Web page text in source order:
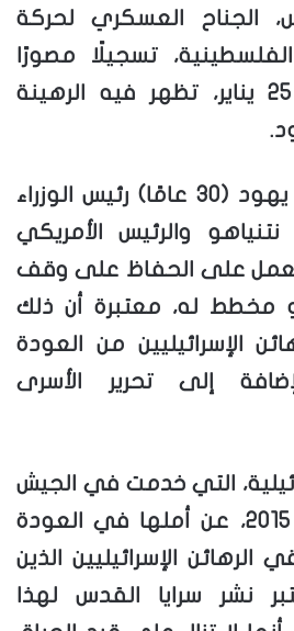
الجناح العسكري لحركة
تسجيلًا مصورًا
يعود تاريخه إلى 25 يناير، تظهر فيه الرهينة
في الفيديو، دعت يهود (30 عامًا) رئيس الوزراء
نتنياهو والرئيس الأمريكي
العمل على الحفاظ على وقف
مخطط له، معتبرة أن ذلك
الإسرائيليين من العودة
إلى تحرير الأسرى
التي خدمت في الجيش
من عام 2013 إلى 2015، عن أملها في العودة
الرهائن الإسرائيليين الذين
نشر سرايا القدس لهذا